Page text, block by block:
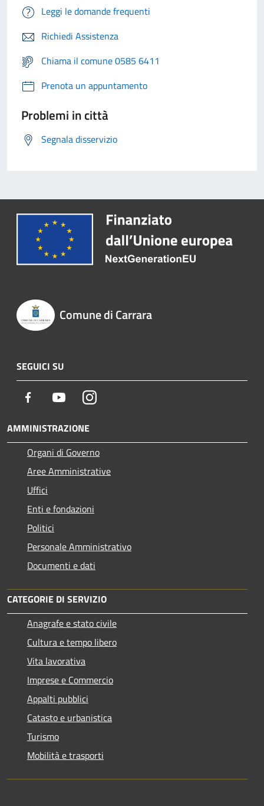
Leggi le domande frequenti
Richiedi Assistenza
Chiama il comune 0585 6411
Prenota un appuntamento
Problemi in città
Segnala disservizio
Comune di Carrara
SEGUICI SU
Facebook YoutubeInstagram
AMMINISTRAZIONE
Organi di Governo
Aree Amministrative
Uffici
Enti e fondazioni
Politici
Personale Amministrativo
Documenti e dati
CATEGORIE DI SERVIZIO
Anagrafe e stato civile
Cultura e tempo libero
Vita lavorativa
Imprese e Commercio
Appalti pubblici
Catasto e urbanistica
Turismo
Mobilità e trasporti